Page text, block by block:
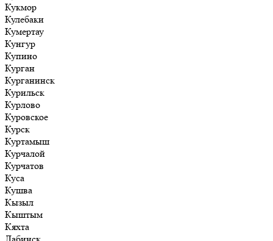
Кукмор
Кулебаки
Кумертау
Кунгур
Купино
Курган
Курганинск
Курильск
Курлово
Куровское
Курск
Куртамыш
Курчалой
Курчатов
Куса
Кушва
Кызыл
Кыштым
Кяхта